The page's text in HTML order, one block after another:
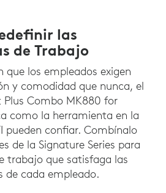
las
de Trabajo
que los empleados exigen
y comodidad que nunca, el
Combo MK880 for
como la herramienta en la
pueden confiar. Combínalo
de la Signature Series para
trabajo que satisfaga las
de cada empleado.